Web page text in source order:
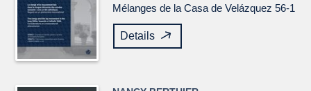
Mélanges de la Casa de Velázquez 56-1
Details